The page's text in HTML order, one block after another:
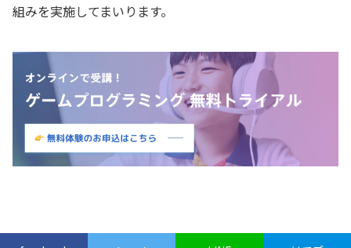
組みを実施してまいります。